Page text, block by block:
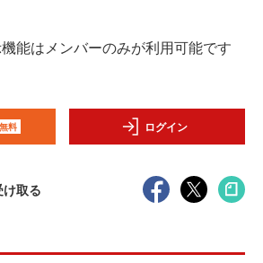
能はメンバーのみが利用可能です
無料 ログイン
取る